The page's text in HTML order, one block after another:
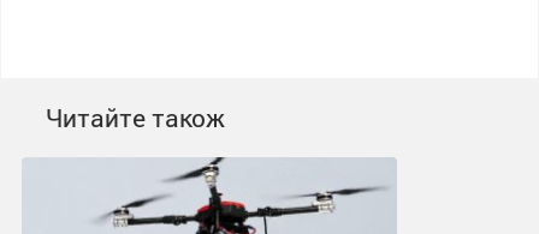
Читайте також